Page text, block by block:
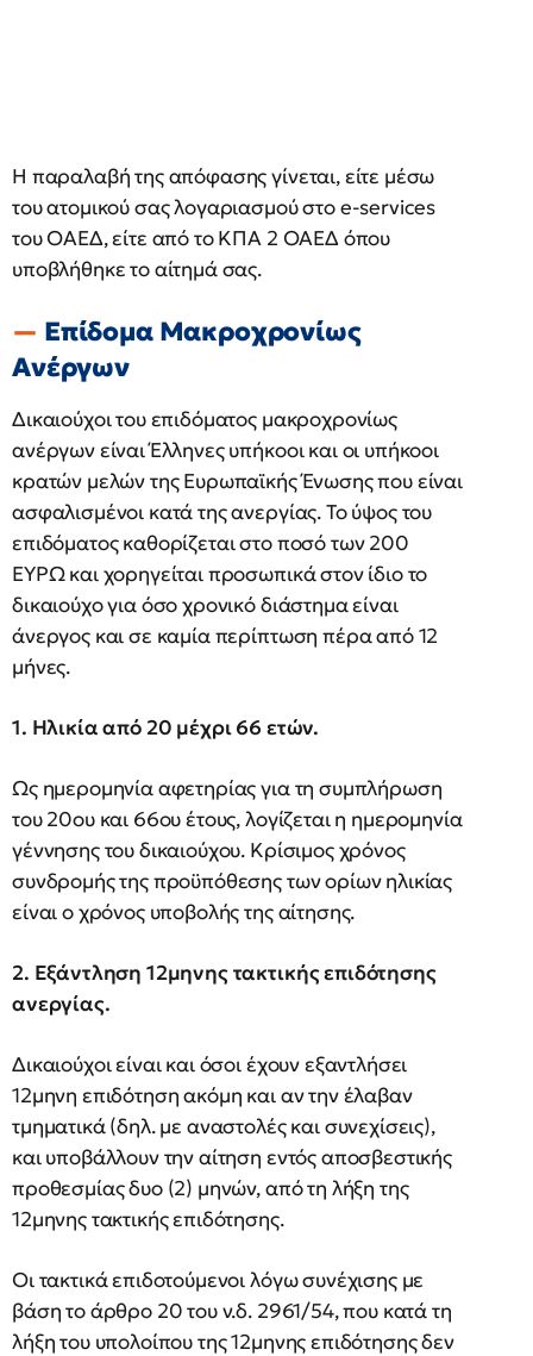
Η παραλαβή της απόφασης γίνεται, είτε μέσω
του ατομικού σας λογαριασμού στο e-services
του ΟΑΕΔ, είτε από το ΚΠΑ 2 ΟΑΕΔ όπου
υποβλήθηκε το αίτημά σας.
Επίδομα Μακροχρονίως
Ανέργων
Δικαιούχοι του επιδόματος μακροχρονίως
ανέργων είναι Έλληνες υπήκοοι και οι υπήκοοι
κρατών μελών της Ευρωπαϊκής Ένωσης που είναι
ασφαλισμένοι κατά της ανεργίας. Το ύψος του
επιδόματος καθορίζεται στο ποσό των 200
ΕΥΡΩ και χορηγείται προσωπικά στον ίδιο το
δικαιούχο για όσο χρονικό διάστημα είναι
άνεργος και σε καμία περίπτωση πέρα από 12
μήνες.
1. Ηλικία από 20 μέχρι 66 ετών.
Ως ημερομηνία αφετηρίας για τη συμπλήρωση
του 20ου και 66ου έτους, λογίζεται η ημερομηνία
γέννησης του δικαιούχου. Κρίσιμος χρόνος
συνδρομής της προϋπόθεσης των ορίων ηλικίας
είναι ο χρόνος υποβολής της αίτησης.
2. Εξάντληση 12μηνης τακτικής επιδότησης
ανεργίας.
Δικαιούχοι είναι και όσοι έχουν εξαντλήσει
12μηνη επιδότηση ακόμη και αν την έλαβαν
τμηματικά (δηλ. με αναστολές και συνεχίσεις),
και υποβάλλουν την αίτηση εντός αποσβεστικής
προθεσμίας δυο (2) μηνών, από τη λήξη της
12μηνης τακτικής επιδότησης.
Οι τακτικά επιδοτούμενοι λόγω συνέχισης με
βάση το άρθρο 20 του ν.δ. 2961/54, που κατά τη
λήξη του υπολοίπου της 12μηνης επιδότησης δεν